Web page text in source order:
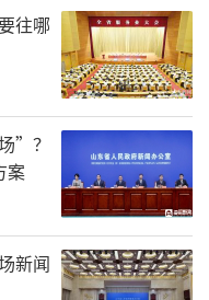
历史文化底蕴，
时期，临清依托大
“富庶甲齐郡”的
河钞关，能够近
。舍利宝塔屹立在
园景区让游客身临
特风味的清真八大
往哪
”？
案
新闻